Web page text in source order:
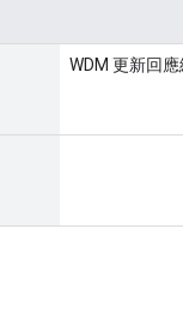
WDM 更新回應